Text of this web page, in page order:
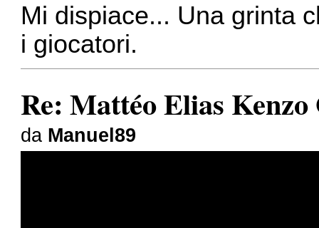
Mi dispiace... Una grinta
i giocatori.
Re: Mattéo Elias
da Manuel89